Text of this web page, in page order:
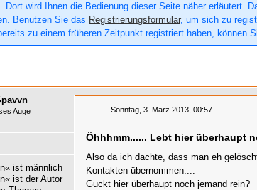
Dort wird Ihnen die Bedienung dieser Seite näher erläutert.
Benutzen Sie das Registrierungsformular, um sich zu
zu einem früheren Zeitpunkt registriert haben, können
Auge Sonntag, 3. März 2013, 00:57
Öhhhmm...... Lebt hier überhaupt
Also da ich dachte, dass man eh
Kontakten übernommen....
Guckt hier überhaupt noch jemand rein?